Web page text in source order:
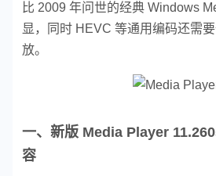
比 2009 年问世的经典 Windows
显，同时 HEVC 等通用编码还需
放。
一、新版 Media Player
容